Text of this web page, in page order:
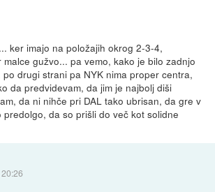
ker imajo na položajih okrog 2-3-4,
gužvo... pa vemo, kako je bilo zadnjo
drugi strani pa NYK nima proper centra,
da predvidevam, da jim je najbolj diši
da ni nihče pri DAL tako ubrisan, da gre v
da so prišli do več kot solidne